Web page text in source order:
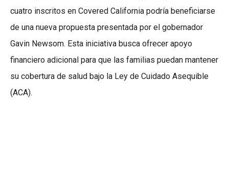
cuatro inscritos en Covered California podría beneficiarse
de una nueva propuesta presentada por el gobernador
Gavin Newsom. Esta iniciativa busca ofrecer apoyo
financiero adicional para que las familias puedan mantener
su cobertura de salud bajo la Ley de Cuidado Asequible
(ACA).